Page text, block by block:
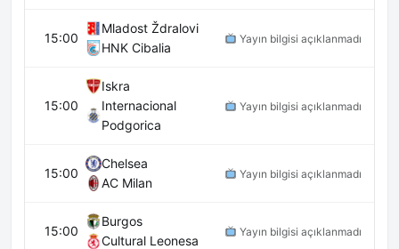
15:00
Mladost Ždralovi
HNK Cibalia
Yayın bilgisi açıklanmadı
15:00
Iskra
Internacional
Podgorica
Yayın bilgisi açıklanmadı
15:00
Chelsea
AC Milan
Yayın bilgisi açıklanmadı
15:00
Burgos
Cultural Leonesa
Yayın bilgisi açıklanmadı